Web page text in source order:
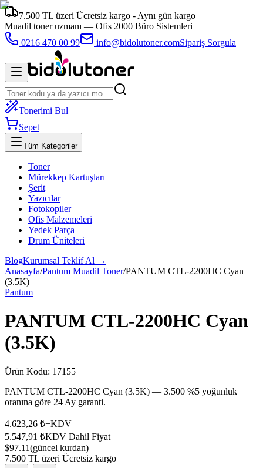
7.500 TL üzeri Ücretsiz kargo - Aynı gün kargo
Muadil toner uzmanı — Ofis 2000 Büro Sistemleri
0216 470 00 99
info@bidolutoner.comSipariş Sorgula
Tonerimi Bul
Sepet
Tüm Kategoriler
Toner
Mürekkep Kartuşları
Şerit
Yazıcılar
Fotokopiler
Ofis Malzemeleri
Yedek Parça
Drum Üniteleri
BlogKurumsal Teklif Al →
Anasayfa/Pantum Muadil Toner/PANTUM CTL-2200HC Cyan
(3.5K)
Pantum
PANTUM CTL-2200HC Cyan
(3.5K)
Ürün Kodu: 17155
PANTUM CTL-2200HC Cyan (3.5K) — 3.500 %5 yoğunluk
oranına göre 24 Ay garanti.
4.623,26 ₺+KDV
5.547,91 ₺KDV Dahil Fiyat
$97.11(güncel kurdan)
7.500 TL üzeri Ücretsiz kargo